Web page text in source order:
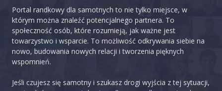
Portal randkowy dla samotnych to nie tylko miejsce, w
którym można znaleźć potencjalnego partnera. To
społeczność osób, które rozumieją, jak ważne jest
towarzystwo i wsparcie. To możliwość odkrywania siebie na
nowo, budowania nowych relacji i tworzenia pięknych
wspomnień.
Jeśli czujesz się samotny i szukasz drogi wyjścia z tej sytuacji,